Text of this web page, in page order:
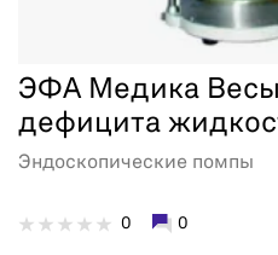
ЭФА Медика Весы
дефицита
Эндоскопические помпы
0 0